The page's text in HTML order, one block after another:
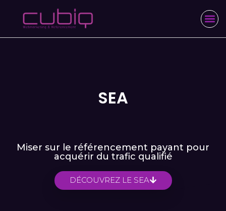
SEA
Miser sur le référencement payant pour
acquérir du trafic qualifié
DÉCOUVREZ LE SEA